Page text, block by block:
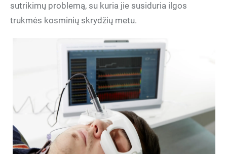
sutrikimų problemą, su kuria jie susiduria ilgos
trukmės kosminių skrydžių metu.